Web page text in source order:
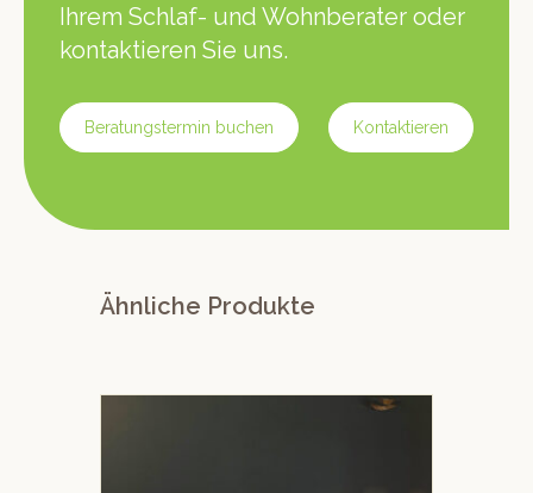
Ihrem Schlaf- und Wohnberater oder
kontaktieren Sie uns.
Beratungstermin buchen Kontaktieren
Ähnliche Produkte